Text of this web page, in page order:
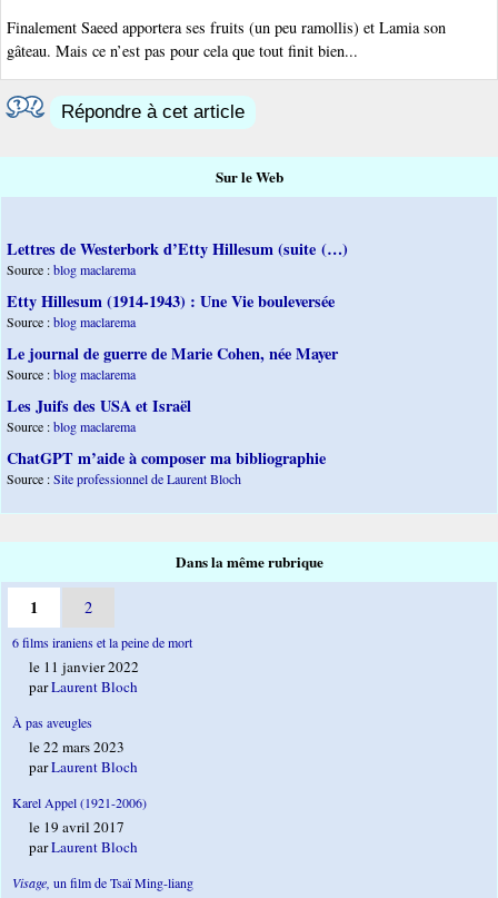
Finalement Saeed apportera ses fruits (un peu ramollis) et Lamia son
gâteau. Mais ce n’est pas pour cela que tout finit bien...
Répondre à cet article
Sur le Web
Lettres de Westerbork d’Etty Hillesum (suite (…)
Source :blog maclarema
Etty Hillesum (1914-1943) : Une Vie bouleversée
Source :blog maclarema
Le journal de guerre de Marie Cohen, née Mayer
Source :blog maclarema
Les Juifs des USA et Israël
Source :blog maclarema
ChatGPT m’aide à composer ma bibliographie
Source :Site professionnel de Laurent Bloch
Dans la même rubrique
1 2
6 films iraniens et la peine de mort
le 11 janvier 2022
parLaurent Bloch
À pas aveugles
le 22 mars 2023
parLaurent Bloch
Karel Appel (1921-2006)
le 19 avril 2017
parLaurent Bloch
Visage, un film de Tsaï Ming-liang